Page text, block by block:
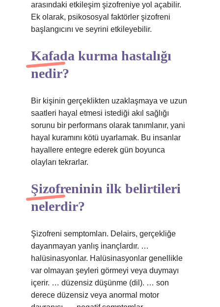
arasındaki etkileşim şizofreniye yol açabilir.
Ek olarak, psikososyal faktörler şizofreni
başlangıcını ve seyrini etkileyebilir.
Kafada kurma hastalığı
nedir?
Bir kişinin gerçeklikten uzaklaşmaya ve uzun
saatleri hayal etmesi istediği akıl sağlığı
sorunu bir performans olarak tanımlanır, yani
hayal kuramını kötü uyarlamak. Bu insanlar
hayallere entegre ederek gün boyunca
olayları tekrarlar.
Şizofreninin ilk belirtileri
nelerdir?
Şizofreni semptomları. Delairs, gerçekliğe
dayanmayan yanlış inançlardır. …
halüsinasyonlar. Halüsinasyonlar genellikle
var olmayan şeyleri görmeyi veya duymayı
içerir. … düzensiz düşünme (dil). … son
derece düzensiz veya anormal motor